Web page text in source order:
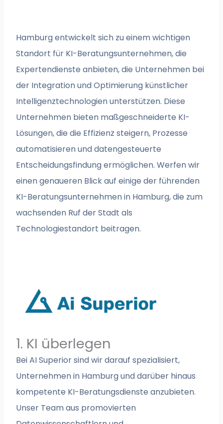
Hamburg entwickelt sich zu einem wichtigen
Standort für KI-Beratungsunternehmen, die
Expertendienste anbieten, die Unternehmen bei
der Integration und Optimierung künstlicher
Intelligenztechnologien unterstützen. Diese
Unternehmen bieten maßgeschneiderte KI-
Lösungen, die die Effizienz steigern, Prozesse
automatisieren und datengesteuerte
Entscheidungsfindung ermöglichen. Werfen wir
einen genaueren Blick auf einige der führenden
KI-Beratungsunternehmen in Hamburg, die zum
wachsenden Ruf der Stadt als
Technologiestandort beitragen.
1. KI überlegen
Bei AI Superior sind wir darauf spezialisiert,
Unternehmen in Hamburg und darüber hinaus
kompetente KI-Beratungsdienste anzubieten.
Unser Team aus promovierten